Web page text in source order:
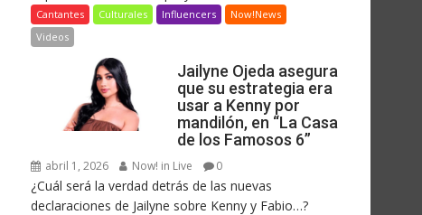
Cantantes Culturales Influencers
Now!News
Videos
Jailyne Ojeda asegura
que su estrategia era
usar a Kenny por
mandilón, en “La Casa
de los Famosos 6”
abril 1, 2026 Now! in Live 0
¿Cuál será la verdad detrás de las nuevas
declaraciones de Jailyne sobre Kenny y Fabio…?